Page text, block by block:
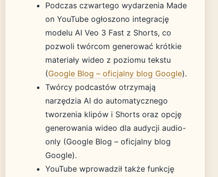
Podczas czwartego wydarzenia Made
on YouTube ogłoszono integrację
modelu AI Veo 3 Fast z Shorts, co
pozwoli twórcom generować krótkie
materiały wideo z poziomu tekstu
(Google Blog – oficjalny blog Google).
Twórcy podcastów otrzymają
narzędzia AI do automatycznego
tworzenia klipów i Shorts oraz opcję
generowania wideo dla audycji audio-
only (Google Blog – oficjalny blog
Google).
YouTube wprowadził także funkcję